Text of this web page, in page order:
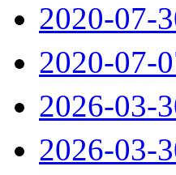
2020-07-
2020-07-
2026-03-
2026-03-